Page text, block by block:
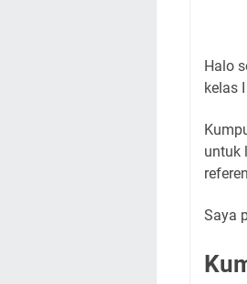
Halo
kelas I
untuk
Saya